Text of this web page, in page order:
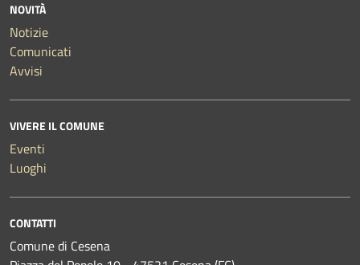
NOVITÀ
Notizie
Comunicati
Avvisi
VIVERE IL COMUNE
Eventi
Luoghi
CONTATTI
Comune di Cesena